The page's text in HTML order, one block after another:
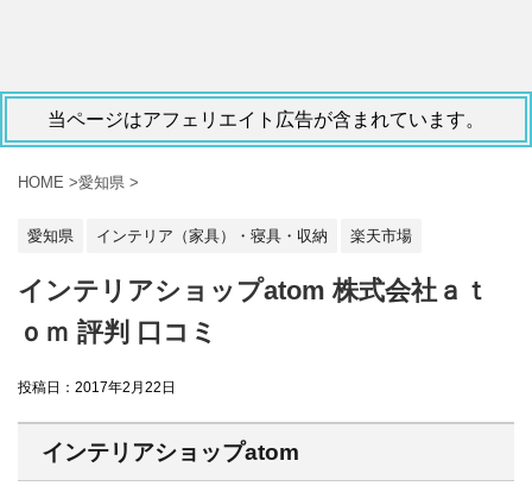
当ページはアフェリエイト広告が含まれています。
HOME >愛知県 >
愛知県 インテリア（家具）・寝具・収納 楽天市場
インテリアショップatom 株式会社ａｔ
ｏｍ 評判 口コミ
投稿日： 2017年2月22日
インテリアショップatom